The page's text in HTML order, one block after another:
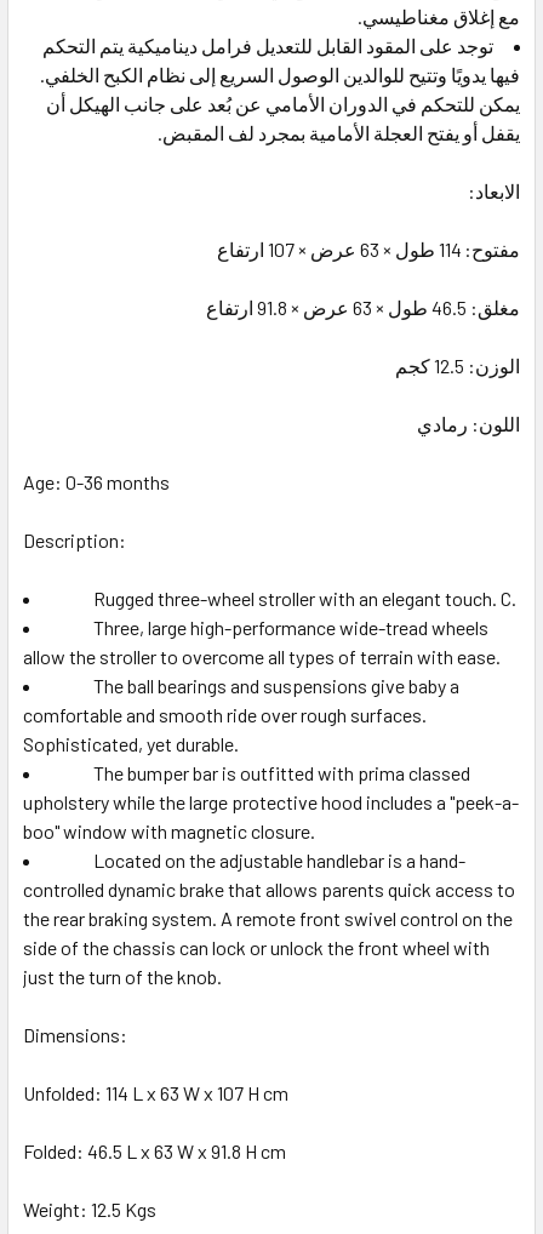
مع إغلاق مغناطيسي.
توجد على المقود القابل للتعديل فرامل ديناميكية يتم التحكم
فيها يدويًا وتتيح للوالدين الوصول السريع إلى نظام الكبح الخلفي.
يمكن للتحكم في الدوران الأمامي عن بُعد على جانب الهيكل أن
يقفل أو يفتح العجلة الأمامية بمجرد لف المقبض.
الابعاد:
مفتوح: 114 طول × 63 عرض × 107 ارتفاع
مغلق: 46.5 طول × 63 عرض × 91.8 ارتفاع
الوزن: 12.5 كجم
اللون: رمادي
Age: 0-36 months
Description:
Rugged three-wheel stroller with an elegant touch. C.
Three, large high-performance wide-tread wheels
allow the stroller to overcome all types of terrain with ease.
The ball bearings and suspensions give baby a
comfortable and smooth ride over rough surfaces.
Sophisticated, yet durable.
The bumper bar is outfitted with prima classed
upholstery while the large protective hood includes a "peek-a-
boo" window with magnetic closure.
Located on the adjustable handlebar is a hand-
controlled dynamic brake that allows parents quick access to
the rear braking system. A remote front swivel control on the
side of the chassis can lock or unlock the front wheel with
just the turn of the knob.
Dimensions:
Unfolded: 114 L x 63 W x 107 H cm
Folded: 46.5 L x 63 W x 91.8 H cm
Weight: 12.5 Kgs